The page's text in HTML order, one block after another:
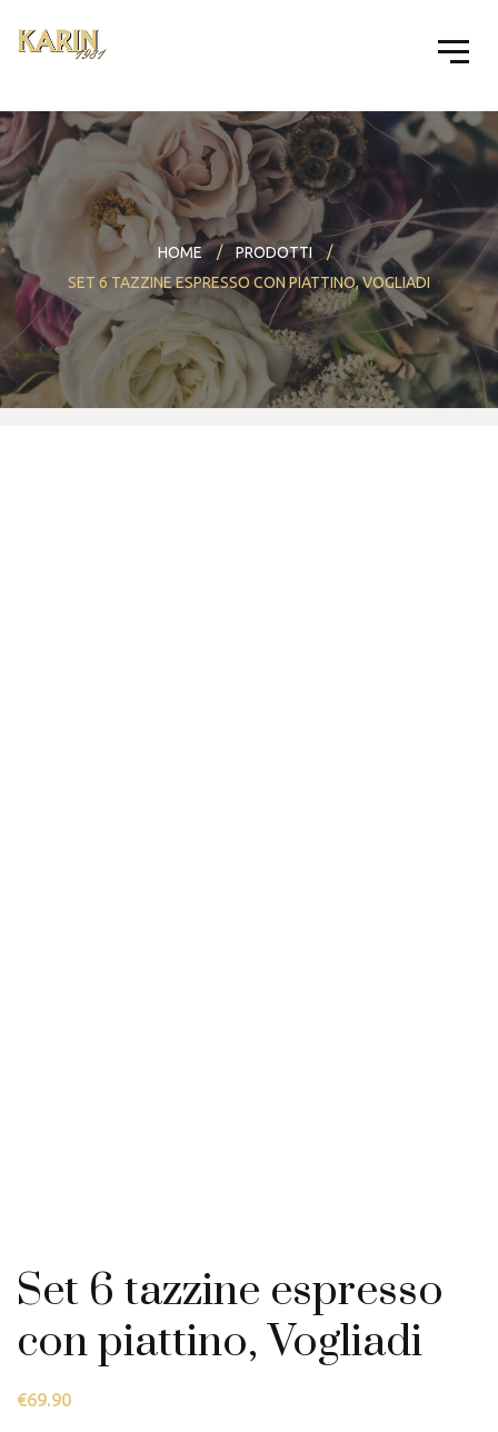
HOME
PRODOTTI
SET 6 TAZZINE ESPRESSO CON PIATTINO, VOGLIADI
Set 6 tazzine espresso
con piattino, Vogliadi
€69.90